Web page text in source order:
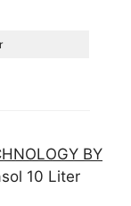
BY
10 Liter